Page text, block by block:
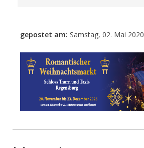
gepostet am: Samstag, 02. Mai 2020